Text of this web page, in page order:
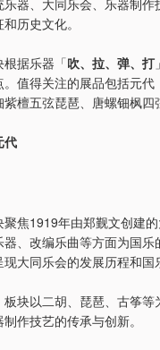
历史文化。
根据乐器「吹、拉、弹、打
。值得关注的展品包括元
檀五弦琵琶、唐螺钿枫四
代
聚焦1919年由郑觐文创建
、改编乐曲等方面为国
大同乐会的发展历程和国
板块以二胡、琵琶、古筝
作技艺的传承与创新。